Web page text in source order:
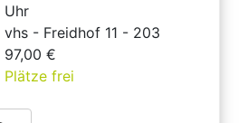
Uhr
vhs - Freidhof 11 - 203
97,00 €
Plätze frei